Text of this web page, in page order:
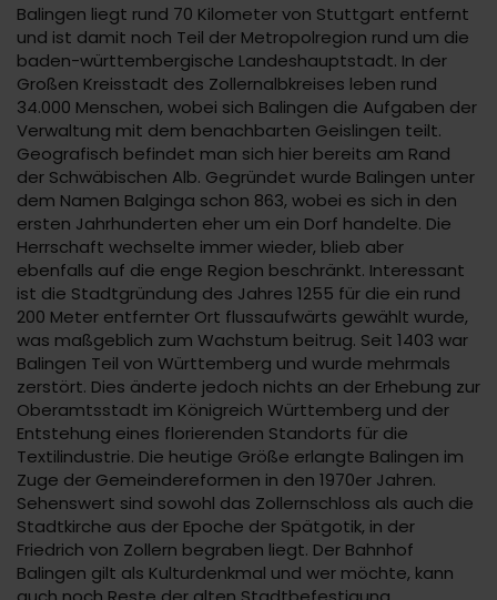
Balingen liegt rund 70 Kilometer von Stuttgart entfernt
und ist damit noch Teil der Metropolregion rund um die
baden-württembergische Landeshauptstadt. In der
Großen Kreisstadt des Zollernalbkreises leben rund
34.000 Menschen, wobei sich Balingen die Aufgaben der
Verwaltung mit dem benachbarten Geislingen teilt.
Geografisch befindet man sich hier bereits am Rand
der Schwäbischen Alb. Gegründet wurde Balingen unter
dem Namen Balginga schon 863, wobei es sich in den
ersten Jahrhunderten eher um ein Dorf handelte. Die
Herrschaft wechselte immer wieder, blieb aber
ebenfalls auf die enge Region beschränkt. Interessant
ist die Stadtgründung des Jahres 1255 für die ein rund
200 Meter entfernter Ort flussaufwärts gewählt wurde,
was maßgeblich zum Wachstum beitrug. Seit 1403 war
Balingen Teil von Württemberg und wurde mehrmals
zerstört. Dies änderte jedoch nichts an der Erhebung zur
Oberamtsstadt im Königreich Württemberg und der
Entstehung eines florierenden Standorts für die
Textilindustrie. Die heutige Größe erlangte Balingen im
Zuge der Gemeindereformen in den 1970er Jahren.
Sehenswert sind sowohl das Zollernschloss als auch die
Stadtkirche aus der Epoche der Spätgotik, in der
Friedrich von Zollern begraben liegt. Der Bahnhof
Balingen gilt als Kulturdenkmal und wer möchte, kann